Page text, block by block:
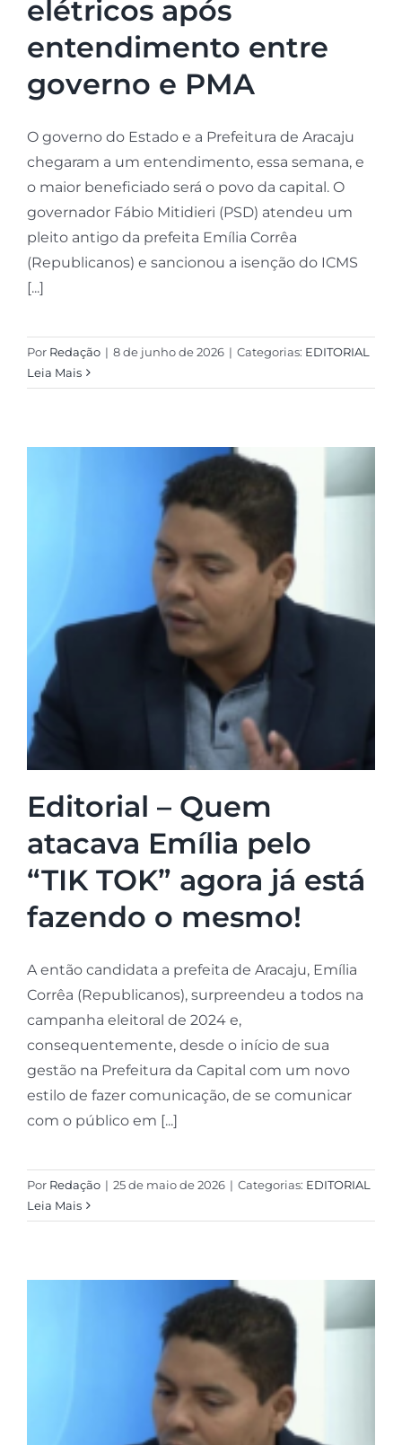
elétricos após
entendimento entre
governo e PMA
O governo do Estado e a Prefeitura de Aracaju
chegaram a um entendimento, essa semana, e
o maior beneficiado será o povo da capital. O
governador Fábio Mitidieri (PSD) atendeu um
pleito antigo da prefeita Emília Corrêa
(Republicanos) e sancionou a isenção do ICMS
[...]
Por Redação | 8 de junho de 2026 | Categorias: EDITORIAL
Leia Mais
Editorial – Quem
atacava Emília pelo
“TIK TOK” agora já está
fazendo o mesmo!
A então candidata a prefeita de Aracaju, Emília
Corrêa (Republicanos), surpreendeu a todos na
campanha eleitoral de 2024 e,
consequentemente, desde o início de sua
gestão na Prefeitura da Capital com um novo
estilo de fazer comunicação, de se comunicar
com o público em [...]
Por Redação | 25 de maio de 2026 | Categorias: EDITORIAL
Leia Mais